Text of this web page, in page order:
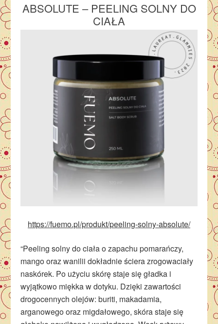
ABSOLUTE – PEELING SOLNY DO
CIAŁA
https://fuemo.pl/produkt/peeling-solny-absolute/
“Peeling solny do ciała o zapachu pomarańczy,
mango oraz wanilii dokładnie ściera zrogowaciały
naskórek. Po użyciu skórę staje się gładka i
wyjątkowo miękka w dotyku. Dzięki zawartości
drogocennych olejów: buriti, makadamia,
arganowego oraz migdałowego, skóra staje się